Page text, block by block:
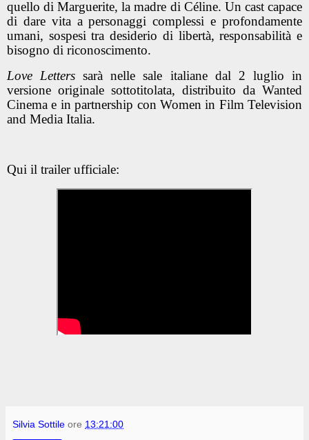
quello di Marguerite, la madre di Céline. Un cast capace
di dare vita a personaggi complessi e profondamente
umani, sospesi tra desiderio di libertà, responsabilità e
bisogno di riconoscimento.
Love Letterssarà nelle sale italiane dal 2 luglio in
versione originale sottotitolata, distribuito da Wanted
Cinema e in partnership con Women in Film Television
and Media Italia.
Qui il trailer ufficiale:
Silvia Sottile ore 13:21:00